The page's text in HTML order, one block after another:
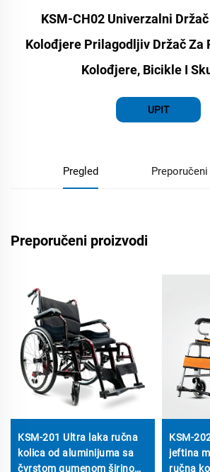
KSM-CH02 Univerzalni
Kolođjere Prilagodljiv Držač Za
Kolođjere, Bicikle I
UPIT
Pregled
Preporučeni proizvodi
KSM-201 Ultra laka ručna
kolica od aluminijuma sa
čvrstom gumenom širinom
KSM-
jeftina
ručna